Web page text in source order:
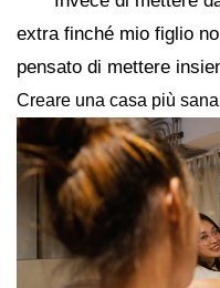
extra finché mio figlio
pensato di mettere
Creare una casa più